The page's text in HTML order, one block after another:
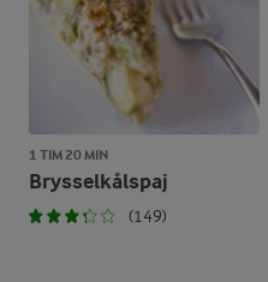
1 TIM 20 MIN
Brysselkålspaj
(149)